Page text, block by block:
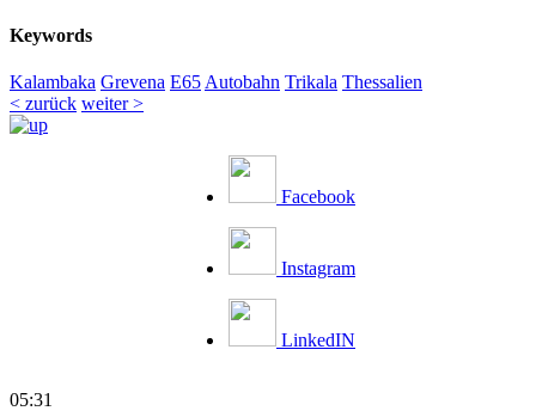
Keywords
Kalambaka Grevena E65 Autobahn Trikala Thessalien
< zurück weiter >
Facebook
Instagram
LinkedIN
05:31